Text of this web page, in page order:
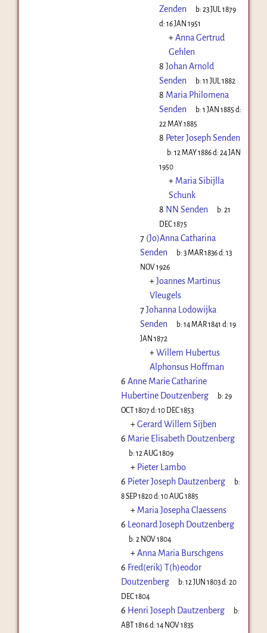
Zenden
b:23 JUL 1879
d: 16 JAN 1951
+Anna Gertrud
Gehlen
8 Johan Arnold
Senden
b:11 JUL 1882
8 Maria Philomena
Senden
b:1 JAN 1885 d:
22 MAY 1885
8 Peter Joseph Senden
b:12 MAY 1886d:24 JAN
1950
+ Maria Sibijlla
Schunk
8 NN Senden b:21
DEC 1875
7 (Jo)Anna Catharina
Senden
b:3 MAR 1836d:13
NOV 1926
+Joannes Martinus
Vleugels
7Johanna Lodowijka
Senden
b:14 MAR 1841 d:19
JAN 1872
+Willem Hubertus
Alphonsus Hoffman
6 Anne Marie Catharine
Hubertine Doutzenberg
b:29
OCT 1807d: 10 DEC 1853
+Gerard Willem Sijben
6 Marie Elisabeth Doutzenberg
b:12 AUG 1809
+ Pieter Lambo
6 Pieter Joseph Dautzenberg
b:
8 SEP 1820d: 10 AUG 1885
+ Maria Josepha Claessens
6 Leonard Joseph Doutzenberg
b:2 NOV 1804
+Anna Maria Burschgens
6 Fred(erik) T(h)eodor
Doutzenberg
b:12 JUN 1803d:20
DEC 1804
6 Henri Joseph Dautzenberg
b:
ABT 1816d: 14 NOV 1835